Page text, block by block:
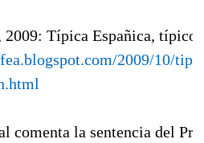
2009: Típica Españica, típico
2009/10/
comenta la sentencia del